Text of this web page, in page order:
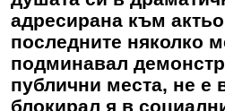
адресирана към
последните няколко
подминавал
публични места, не е
блокирал я в